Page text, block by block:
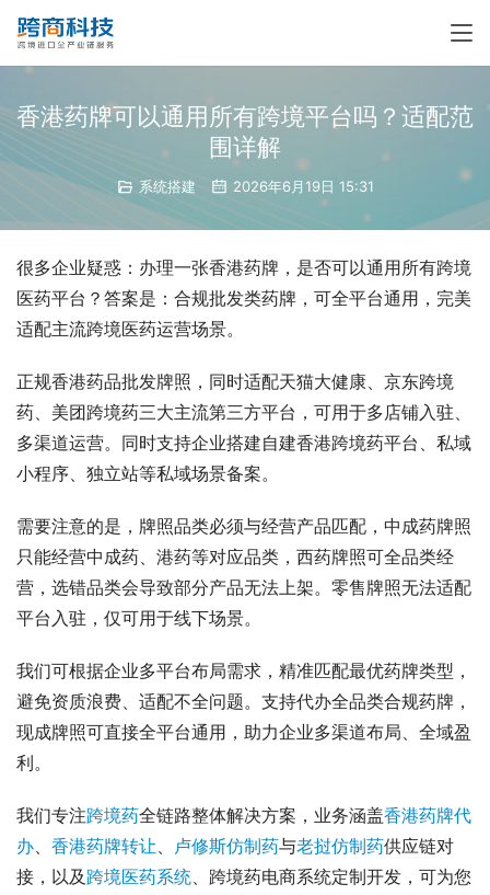
香港药牌可以通用所有跨境平台吗？适配范
围详解
系统搭建 2026年6月19日 15:31
很多企业疑惑：办理一张香港药牌，是否可以通用所有跨境
医药平台？答案是：合规批发类药牌，可全平台通用，完美
适配主流跨境医药运营场景。
正规香港药品批发牌照，同时适配天猫大健康、京东跨境
药、美团跨境药三大主流第三方平台，可用于多店铺入驻、
多渠道运营。同时支持企业搭建自建香港跨境药平台、私域
小程序、独立站等私域场景备案。
需要注意的是，牌照品类必须与经营产品匹配，中成药牌照
只能经营中成药、港药等对应品类，西药牌照可全品类经
营，选错品类会导致部分产品无法上架。零售牌照无法适配
平台入驻，仅可用于线下场景。
我们可根据企业多平台布局需求，精准匹配最优药牌类型，
避免资质浪费、适配不全问题。支持代办全品类合规药牌，
现成牌照可直接全平台通用，助力企业多渠道布局、全域盈
利。
我们专注跨境药全链路整体解决方案，业务涵盖香港药牌代
办、 香港药牌转让、 卢修斯仿制药与老挝仿制药供应链对
接，以及 跨境医药系统、跨境药电商系统定制开发，可为您